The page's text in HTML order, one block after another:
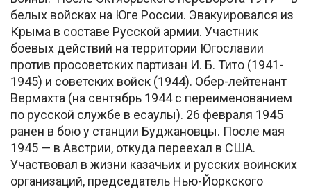
белых войсках на Юге России. Эвакуировался из
Крыма в составе Русской армии. Участник
боевых действий на территории Югославии
против просоветских партизан И. Б. Тито (1941-
1945) и советских войск (1944). Обер-лейтенант
Вермахта (на сентябрь 1944 с переименованием
по русской службе в есаулы). 26 февраля 1945
ранен в бою у станции Буджановцы. После мая
1945 — в Австрии, откуда переехал в США.
Участвовал в жизни казачьих и русских воинских
организаций, председатель Нью-Йоркского